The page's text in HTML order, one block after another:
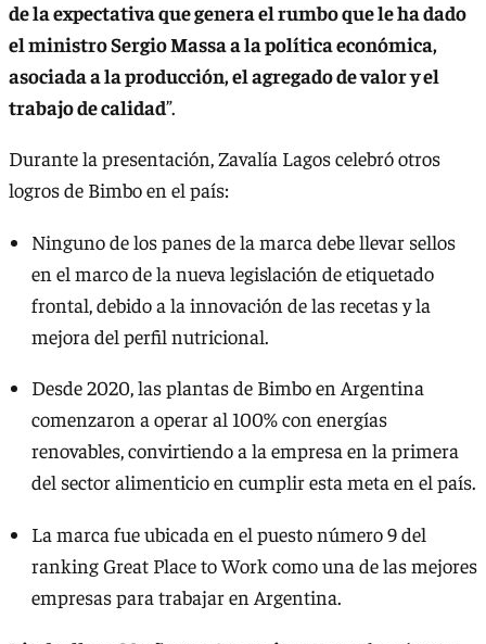
de la expectativa que genera el rumbo que le ha dado
el ministro Sergio Massa a la política económica,
asociada a la producción, el agregado de valor y el
trabajo de calidad”.
Durante la presentación, Zavalía Lagos celebró otros
logros de Bimbo en el país:
Ninguno de los panes de la marca debe llevar sellos
en el marco de la nueva legislación de etiquetado
frontal, debido a la innovación de las recetas y la
mejora del perfil nutricional.
Desde 2020, las plantas de Bimbo en Argentina
comenzaron a operar al 100% con energías
renovables, convirtiendo a la empresa en la primera
del sector alimenticio en cumplir esta meta en el país.
La marca fue ubicada en el puesto número 9 del
ranking Great Place to Work como una de las mejores
empresas para trabajar en Argentina.